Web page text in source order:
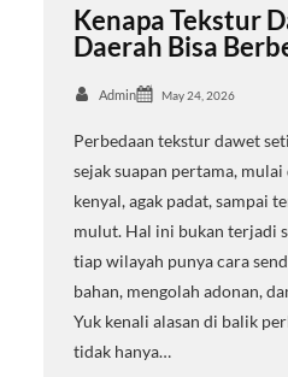
Kenapa Tekstur
Daerah Bisa
Admin May 24, 2026
Perbedaan tekstur dawet
sejak suapan pertama,
kenyal, agak padat, sampai
mulut. Hal ini bukan terjadi
tiap wilayah punya cara
bahan, mengolah adonan,
Yuk kenali alasan di balik
tidak hanya…